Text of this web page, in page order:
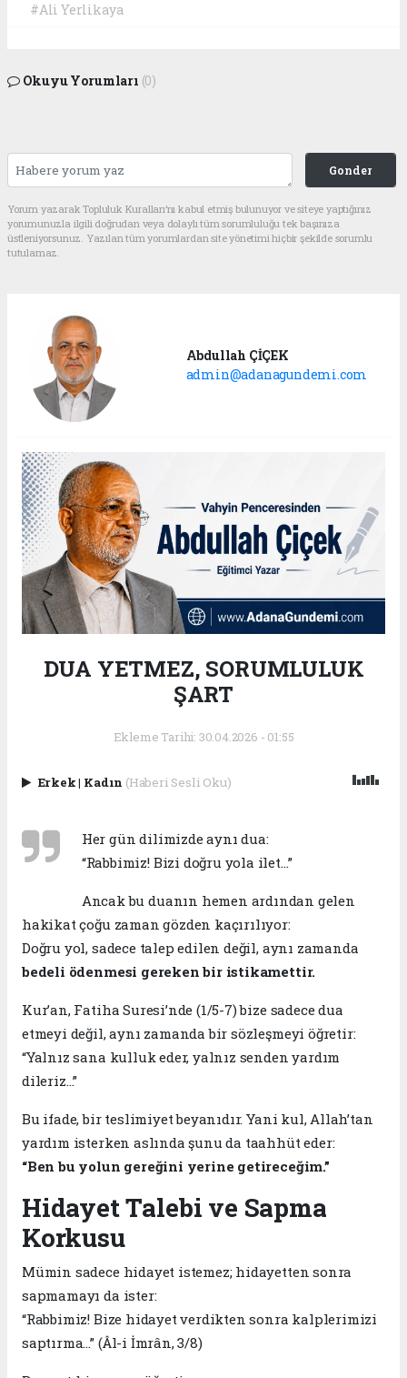
#Ali Yerlikaya
Okuyu Yorumları (0)
Gonder
Yorum yazarak Topluluk Kuralları’nı kabul etmiş bulunuyor ve siteye yaptığınız
yorumunuzla ilgili doğrudan veya dolaylı tüm sorumluluğu tek başınıza
üstleniyorsunuz. Yazılan tüm yorumlardan site yönetimi hiçbir şekilde sorumlu
tutulamaz.
Abdullah ÇİÇEK
admin@adanagundemi.com
DUA YETMEZ, SORUMLULUK
ŞART
Ekleme Tarihi: 30.04.2026 - 01:55
Erkek| Kadın (Haberi Sesli Oku)
Her gün dilimizde aynı dua:
“Rabbimiz! Bizi doğru yola ilet…”
Ancak bu duanın hemen ardından gelen
hakikat çoğu zaman gözden kaçırılıyor:
Doğru yol, sadece talep edilen değil, aynı zamanda
bedeli ödenmesi gereken bir istikamettir.
Kur’an, Fatiha Suresi’nde (1/5-7) bize sadece dua
etmeyi değil, aynı zamanda bir sözleşmeyi öğretir:
“Yalnız sana kulluk eder, yalnız senden yardım
dileriz…”
Bu ifade, bir teslimiyet beyanıdır. Yani kul, Allah’tan
yardım isterken aslında şunu da taahhüt eder:
“Ben bu yolun gereğini yerine getireceğim.”
Hidayet Talebi ve Sapma
Korkusu
Mümin sadece hidayet istemez; hidayetten sonra
sapmamayı da ister:
“Rabbimiz! Bize hidayet verdikten sonra kalplerimizi
saptırma…” (Âl-i İmrân, 3/8)